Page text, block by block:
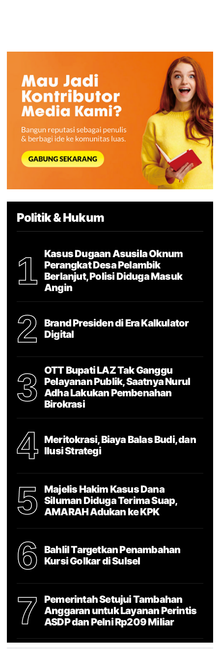
Politik & Hukum
1
Kasus Dugaan Asusila Oknum
Perangkat Desa Pelambik
Berlanjut, Polisi Diduga Masuk
Angin
2
Brand Presiden di Era Kalkulator
Digital
3
OTT Bupati LAZ Tak Ganggu
Pelayanan Publik, Saatnya Nurul
Adha Lakukan Pembenahan
Birokrasi
4
Meritokrasi, Biaya Balas Budi, dan
Ilusi Strategi
5
Majelis Hakim Kasus Dana
Siluman Diduga Terima Suap,
AMARAH Adukan ke KPK
6
Bahlil Targetkan Penambahan
Kursi Golkar di Sulsel
7
Pemerintah Setujui Tambahan
Anggaran untuk Layanan Perintis
ASDP dan Pelni Rp209 Miliar